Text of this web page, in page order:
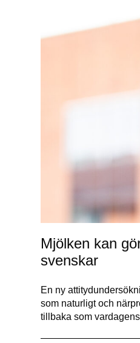
Mjölken kan
svenskar
En ny
som naturligt och
tillbaka som